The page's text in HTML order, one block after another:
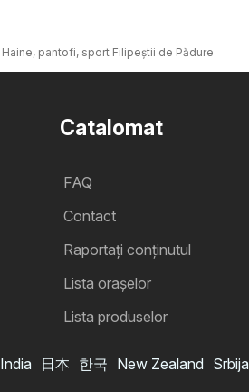
Haine, pantofi, sport Filipeştii de Pădure
Catalomat
FAQ
Contact
Raportați conținutul
Lista oraşelor
Lista produselor
India 日本 한국 New Zealand Srbija